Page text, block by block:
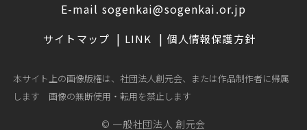
E-mail sogenkai@sogenkai.or.jp
サイトマップ LINK 個人情報保護方針
本サイト上の画像版権は、社団法人創元会、または作品制作者に帰属
します 画像の無断使用・転用を禁止します
© 一般社団法人 創元会